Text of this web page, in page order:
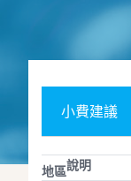
小費建議
地區說明